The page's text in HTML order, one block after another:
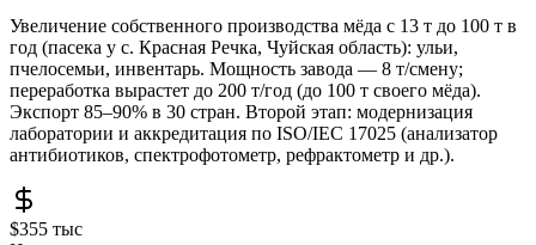
Увеличение собственного производства мёда с 13 т до 100 т в
год (пасека у с. Красная Речка, Чуйская область): ульи,
пчелосемьи, инвентарь. Мощность завода — 8 т/смену;
переработка вырастет до 200 т/год (до 100 т своего мёда).
Экспорт 85–90% в 30 стран. Второй этап: модернизация
лаборатории и аккредитация по ISO/IEC 17025 (анализатор
антибиотиков, спектрофотометр, рефрактометр и др.).
$355 тыс